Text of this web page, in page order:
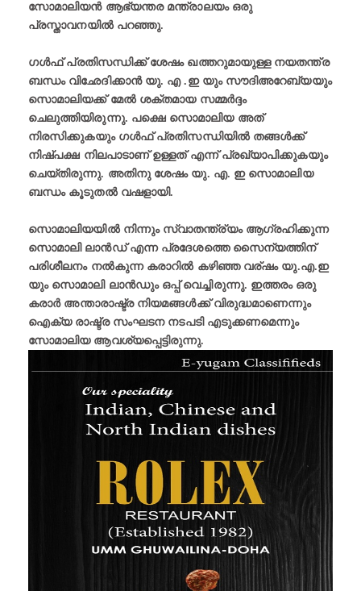
സോമാലിയൻ ആഭ്യന്തര മന്ത്രാലയം ഒരു
പ്രസ്താവനയിൽ പറഞ്ഞു.
ഗൾഫ് പ്രതിസന്ധിക്ക് ശേഷം ഖത്തറുമായുള്ള നയതന്ത്ര
ബന്ധം വിഛേദിക്കാൻ യു. എ .ഇ യും സൗദിഅറേബ്യയും
സൊമാലിയക്ക് മേൽ ശക്തമായ സമ്മർദ്ദം
ചെലുത്തിയിരുന്നു. പക്ഷെ സൊമാലിയ അത്
നിരസിക്കുകയും ഗൾഫ് പ്രതിസന്ധിയിൽ തങ്ങൾക്ക്
നിഷ്‌പക്ഷ നിലപാടാണ് ഉള്ളത് എന്ന് പ്രഖ്യാപിക്കുകയും
ചെയ്തിരുന്നു. അതിനു ശേഷം യു. എ. ഇ സൊമാലിയ
ബന്ധം കൂടുതൽ വഷളായി.
സൊമാലിയയിൽ നിന്നും സ്വാതന്ത്ര്യം ആഗ്രഹിക്കുന്ന
സൊമാലി ലാൻഡ് എന്ന പ്രദേശത്തെ സൈന്യത്തിന്
പരിശീലനം നൽകുന്ന കരാറിൽ കഴിഞ്ഞ വര്ഷം യു.എ.ഇ
യും സൊമാലി ലാൻഡും ഒപ്പ് വെച്ചിരുന്നു. ഇത്തരം ഒരു
കരാർ അന്താരാഷ്ട്ര നിയമങ്ങൾക്ക് വിരുദ്ധമാണെന്നും
ഐക്യ രാഷ്ട്ര സംഘടന നടപടി എടുക്കണമെന്നും
സോമാലിയ ആവശ്യപ്പെട്ടിരുന്നു.